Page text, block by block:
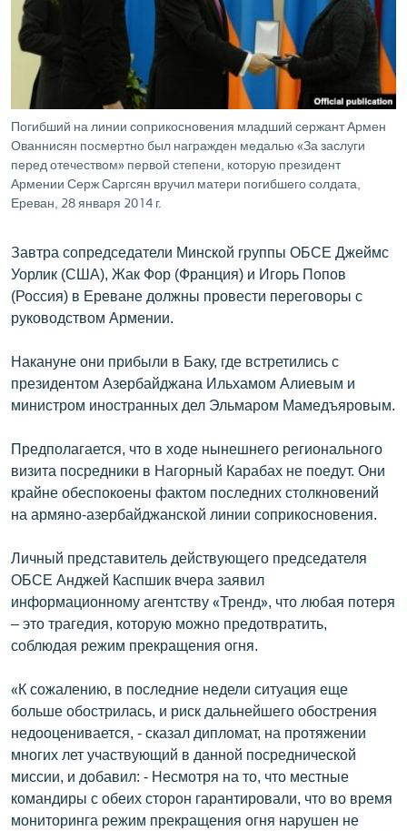
ՄԻՋԱԶԳԱՅԻՆ
ՄՇԱԿՈՒՅԹ
ՍՊՈՐՏ
ՄԵԿՆԱԲԱՆՈՒԹՅՈՒՆ
ՏՏ ԵՒ ԻՆՏԵՐՆԵՏ
ԿՈՐՈՆԱՎԻՐՈՒՍ
ԱՐԽԻՎ
ՏԵՍԱՆՅՈՒԹԵՐ
ԲԱՆԱՎԵՃ
ՁԳՏԵԼՈՎ ԼԱՎԱԳՈՒՅՆԻՆ
Հայերեն
Русский
ՀԵՏԵՎԵՔ ՄԵԶ
«Ազատության» բոլոր կայքերը
Погибший на линии соприкосновения младший сержант Армен
Ованнисян посмертно был награжден медалью «За заслуги
перед отечеством» первой степени, которую президент
Армении Серж Саргсян вручил матери погибшего солдата,
Ереван, 28 января 2014 г.
Завтра сопредседатели Минской группы ОБСЕ Джеймс
Уорлик (США), Жак Фор (Франция) и Игорь Попов
(Россия) в Ереване должны провести переговоры с
руководством Армении.
Накануне они прибыли в Баку, где встретились с
президентом Азербайджана Ильхамом Алиевым и
министром иностранных дел Эльмаром Мамедъяровым.
Предполагается, что в ходе нынешнего регионального
визита посредники в Нагорный Карабах не поедут. Они
крайне обеспокоены фактом последних столкновений
на армяно-азербайджанской линии соприкосновения.
Личный представитель действующего председателя
ОБСЕ Анджей Каспшик вчера заявил
информационному агентству «Тренд», что любая потеря
– это трагедия, которую можно предотвратить,
соблюдая режим прекращения огня.
«К сожалению, в последние недели ситуация еще
больше обострилась, и риск дальнейшего обострения
недооценивается, - сказал дипломат, на протяжении
многих лет участвующий в данной посреднической
миссии, и добавил: - Несмотря на то, что местные
командиры с обеих сторон гарантировали, что во время
мониторинга режим прекращения огня нарушен не